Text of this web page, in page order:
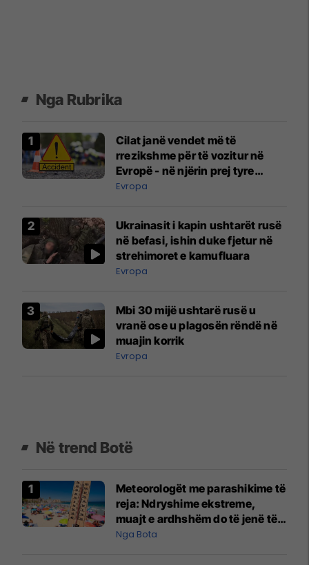
Nga Rubrika
Cilat janë vendet më të
rrezikshme për të vozitur në
Evropë - në njërin prej tyre
udhëtojnë edhe shumë
Evropa
Ukrainasit i kapin ushtarët rusë
në befasi, ishin duke fjetur në
strehimoret e kamufluara
Evropa
Mbi 30 mijë ushtarë rusë u
vranë ose u plagosën rëndë në
muajin korrik
Evropa
Në trend Botë
Meteorologët me parashikime të
reja: Ndryshime ekstreme,
muajt e ardhshëm do të jenë të
pazakontë
Nga Bota